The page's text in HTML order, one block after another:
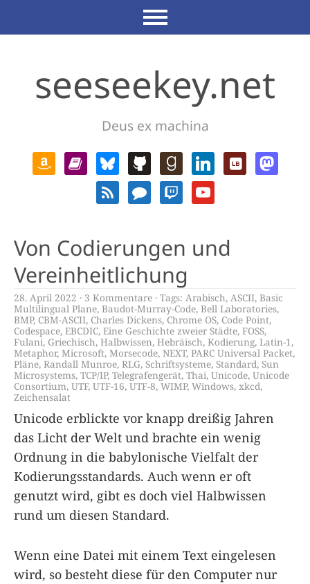
seeseekey.net
Deus ex machina
Von Codierungen und
Vereinheitlichung
28. April 2022 3 Kommentare Tags: Arabisch, ASCII, Basic
Multilingual Plane, Baudot-Murray-Code, Bell Laboratories,
BMP, CBM-ASCII, Charles Dickens, Chrome OS, Code Point,
Codespace, EBCDIC, Eine Geschichte zweier Städte, FOSS,
Fulani, Griechisch, Halbwissen, Hebräisch, Kodierung, Latin-1 ,
Metaphor, Microsoft, Morsecode, NEXT, PARC Universal Packet,
Pläne, Randall Munroe, RLG, Schriftsysteme, Standard, Sun
Microsystems, TCP/IP, Telegrafengerät, Thai, Unicode, Unicode
Consortium, UTF, UTF-16, UTF-8, WIMP, Windows, xkcd,
Zeichensalat
Unicode erblickte vor knapp dreißig Jahren
das Licht der Welt und brachte ein wenig
Ordnung in die babylonische Vielfalt der
Kodierungsstandards. Auch wenn er oft
genutzt wird, gibt es doch viel Halbwissen
rund um diesen Standard.
Wenn eine Datei mit einem Text eingelesen
wird, so besteht diese für den Computer nur